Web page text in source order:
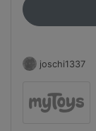
joschi1337